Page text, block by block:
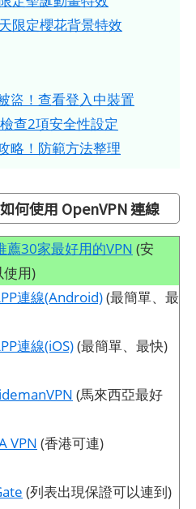
限定櫻花背景特效
盜！查看登入中裝置
查2項安全性設定
略！防範方法整理
何使用 OpenVPN 連線
薦30家最好用的VPN (安
用)
連線(Android)(最簡單、最
連線(iOS)(最簡單、最快)
(馬來西亞最好
VPN (香港可連)
(列表出現保證可以連到)